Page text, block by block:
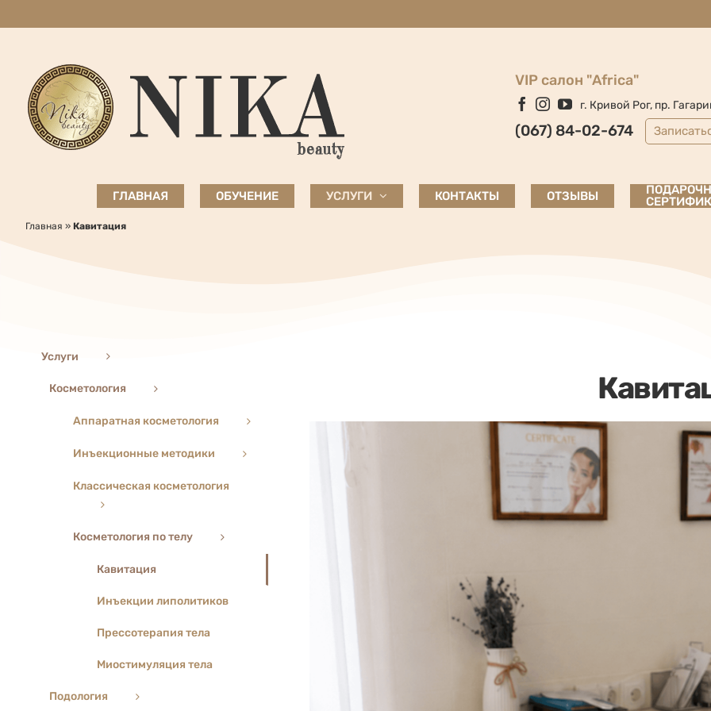
VIP салон "Africa"
Facebook
Instagram
YouTube
г. Кривой Рог, пр.
(067) 84-02-674
ГЛАВНАЯ ОБУЧЕНИЕ УСЛУГИ КОНТАКТЫ ОТЗЫВЫ
Главная » Кавитация
Услуги
Косметология
Аппаратная косметология
Инъекционные методики
Классическая косметология
Косметология по телу
Кавитация
Инъекции липолитиков
Прессотерапия тела
Миостимуляция тела
Подология